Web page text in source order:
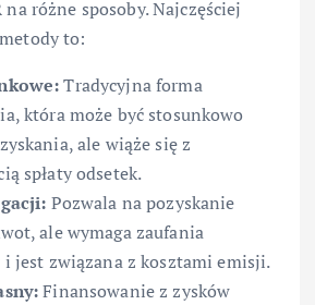
różne sposoby. Najczęściej
to:
Tradycyjna forma
która może być stosunkowo
ale wiąże się z
spłaty odsetek.
Pozwala na pozyskanie
ale wymaga zaufania
jest związana z kosztami emisji.
Finansowanie z zysków